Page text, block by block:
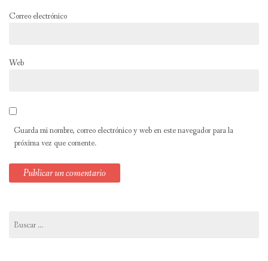
Correo electrónico
Web
Guarda mi nombre, correo electrónico y web en este navegador para la
próxima vez que comente.